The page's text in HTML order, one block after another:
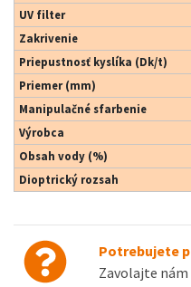
UV filter
Zakrivenie
Priepustnosť kyslíka (Dk/t)
Priemer (mm)
Manipulačné sfarbenie
Výrobca
Obsah vody (%)
Dioptrický rozsah
Potrebujete
Zavolajte nám